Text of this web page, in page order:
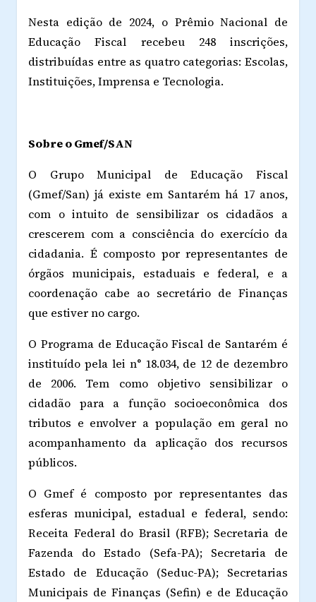
Nesta edição de 2024, o Prêmio Nacional de
Educação Fiscal recebeu 248 inscrições,
distribuídas entre as quatro categorias: Escolas,
Instituições, Imprensa e Tecnologia.
Sobre o Gmef/SAN
O Grupo Municipal de Educação Fiscal
(Gmef/San) já existe em Santarém há 17 anos,
com o intuito de sensibilizar os cidadãos a
crescerem com a consciência do exercício da
cidadania. É composto por representantes de
órgãos municipais, estaduais e federal, e a
coordenação cabe ao secretário de Finanças
que estiver no cargo.
O Programa de Educação Fiscal de Santarém é
instituído pela lei n° 18.034, de 12 de dezembro
de 2006. Tem como objetivo sensibilizar o
cidadão para a função socioeconômica dos
tributos e envolver a população em geral no
acompanhamento da aplicação dos recursos
públicos.
O Gmef é composto por representantes das
esferas municipal, estadual e federal, sendo:
Receita Federal do Brasil (RFB); Secretaria de
Fazenda do Estado (Sefa-PA); Secretaria de
Estado de Educação (Seduc-PA); Secretarias
Municipais de Finanças (Sefin) e de Educação